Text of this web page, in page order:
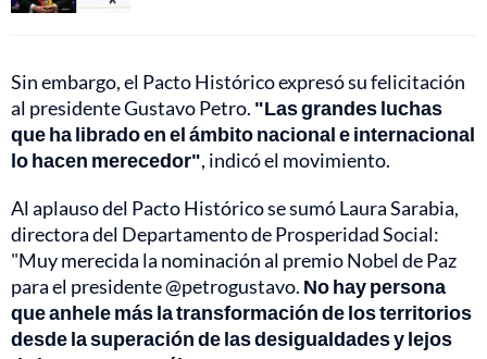
Sin embargo, el Pacto Histórico expresó su felicitación
al presidente Gustavo Petro. "Las grandes luchas
que ha librado en el ámbito nacional e internacional
lo hacen merecedor", indicó el movimiento.
Al aplauso del Pacto Histórico se sumó Laura Sarabia,
directora del Departamento de Prosperidad Social:
"Muy merecida la nominación al premio Nobel de Paz
para el presidente @petrogustavo. No hay persona
que anhele más la transformación de los territorios
desde la superación de las desigualdades y lejos